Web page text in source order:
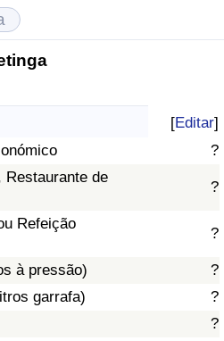
[Editar]
?
Restaurante de
?
Refeição
?
à pressão)
?
garrafa)
?
?
Por Paíspor País
Vida (Atual)
por país
(Atual)